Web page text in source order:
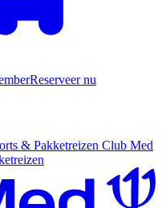
Reserveer nu
& Pakketreizen Club Med